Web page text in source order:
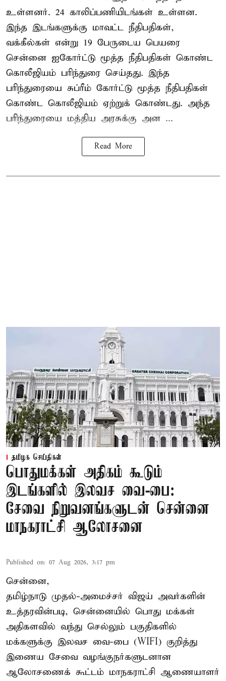
உள்ளனர். 24 காலிப்பணியிடங்கள் உள்ளன.
இந்த இடங்களுக்கு மாவட்ட நீதிபதிகள்,
வக்கீல்கள் என்று 19 பேருடைய பெயரை
சென்னை ஐகோர்ட்டு மூத்த நீதிபதிகள் கொண்ட
கொலீஜியம் பரிந்துரை செய்தது. இந்த
பரிந்துரையை சுப்ரீம் கோர்ட்டு மூத்த நீதிபதிகள்
கொண்ட கொலீஜியம் ஏற்றுக் கொண்டது. அந்த
பரிந்துரையை மத்திய அரசுக்கு அன ...
Read More
தமிழக செய்திகள்
பொதுமக்கள் அதிகம் கூடும்
இடங்களில் இலவச வை-பை:
சேவை நிறுவனங்களுடன் சென்னை
மாநகராட்சி ஆலோசனை
Published on: 07 Aug 2026, 3:17 pm
சென்னை,
தமிழ்நாடு முதல்-அமைச்சர் விஜய் அவர்களின்
உத்தரவின்படி, சென்னையில் பொது மக்கள்
அதிகளவில் வந்து செல்லும் பகுதிகளில்
மக்களுக்கு இலவச வை-பை (WIFI) குறித்து
இணைய சேவை வழங்குநர்களுடனான
ஆலோசணைக் கூட்டம் மாநகராட்சி ஆணையாளர்